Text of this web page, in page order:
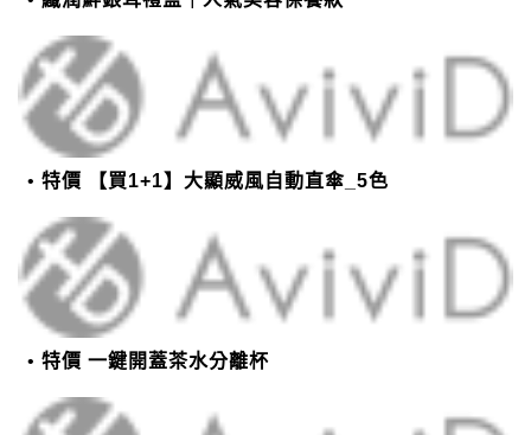
特價 【買1+1】大顯威風自動直傘_5色
特價 一鍵開蓋茶水分離杯